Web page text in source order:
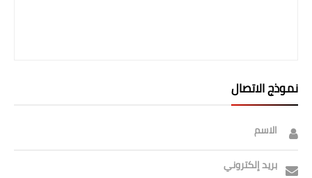
نموذج الاتصال
الاسم
بريد إلكتروني